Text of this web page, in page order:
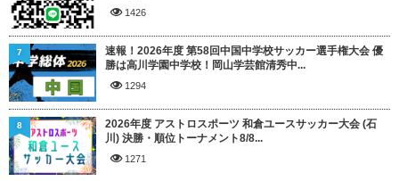
1426
速報！2026年度 第58回中国中学校サッカー選手権大会 優
勝は高川学園中学校！岡山学芸館清秀中...
1294
7
2026年度 アストロスポーツ 和倉ユースサッカー大会 (石
川) 決勝・順位トーナメント8/8...
1271
8